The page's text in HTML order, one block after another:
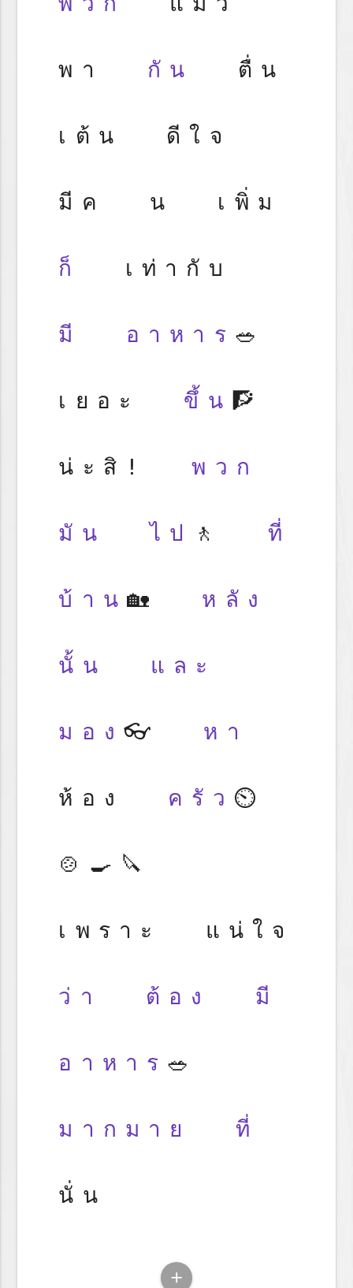
พา กัน ตื่น
เต้น ดีใจ
มีค น เพิ่ม
ก็ เท่ากับ
มี อาหาร 🥗
เยอะ ขึ้น 🧗
น่ะสิ!พวก
มัน ไป 🚶 ที่
บ้าน🏡 หลัง
นั้น และ
มอง👓 หา
ห้อง ครัว ⏲️
🍲🍳🔪
เพราะ แน่ใจ
ว่า ต้อง มี
อาหาร 🥗
มากมาย ที่
นั่น
add